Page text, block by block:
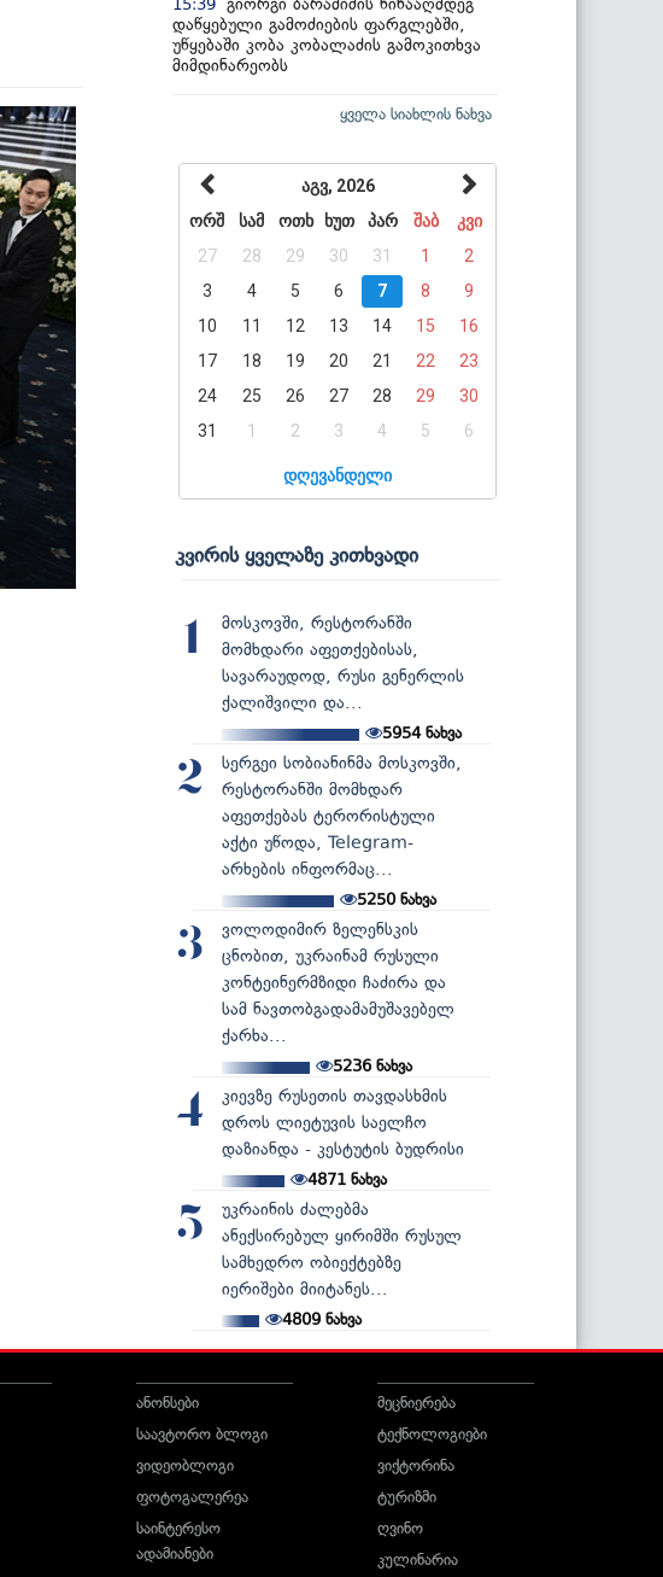
15:39
დაწყებული გამოძიების ფარგლებში,
უწყებაში კობა კობალაძის გამოკითხვა
მიმდინარეობს
ყველა სიახლის ნახვა
აგვ, 2026
ორშ
სამ ოთხ ხუთ პარ შაბ
კვი
27
28 29 30 31 1
2
3
4 5 6 7 8
9
10
11 12 13 14 15
16
17
18 19 20 21 22
23
24
25 26 27 28 29
30
31
1 2 3 4 5 6
დღევანდელი
კვირის ყველაზე კითხვადი
1
მოსკოვში, რესტორანში
მომხდარი აფეთქებისას,
სავარაუდოდ, რუსი გენერლის
ქალიშვილი და...
5954ნახვა
2
სერგეი სობიანინმა მოსკოვში,
რესტორანში მომხდარ
აფეთქებას ტერორისტული
აქტი უწოდა, Telegram-
არხების ინფორმაც...
5250ნახვა
3
ვოლოდიმირ ზელენსკის
ცნობით, უკრაინამ რუსული
კონტეინერმზიდი ჩაძირა და
სამ ნავთობგადამამუშავებელ
ქარხა...
5236ნახვა
4
კიევზე რუსეთის თავდასხმის
დროს ლიეტუვის საელჩო
დაზიანდა - კესტუტის ბუდრისი
4871ნახვა
5
უკრაინის ძალებმა
ანექსირებულ ყირიმში რუსულ
სამხედრო ობიექტებზე
იერიშები მიიტანეს...
4809 ნახვა
ანონსები
საავტორო ბლოგი
ვიდეობლოგი
ფოტოგალერეა
საინტერესო
ადამიანები
მეცნიერება
ტექნოლოგიები
ვიქტორინა
ტურიზმი
ღვინო
კულინარია